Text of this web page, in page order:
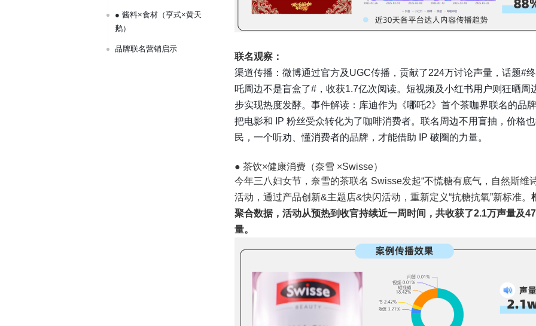
● 酱料×食材（亨式×黄天
鹅）
品牌联名营销启示
联名观察：
渠道传播：微博通过官方及UGC传播，贡献了224万讨论声量，话题#
吒周边不是盲盒了#，收获1.7亿次阅读。短视频及小红书用户则狂晒周
步实现热度发酵。事件解读：库迪作为《哪吒2》首个茶咖界联名的品
把电影和 IP 粉丝受众转化为了咖啡消费者。联名周边不用盲抽，价格
民，一个听劝、懂消费者的品牌，才能借助 IP 破圈的力量。
● 茶饮×健康消费（奈雪 ×Swisse）
今年三八妇女节，奈雪的茶联名 Swisse发起“不慌糖有底气，自然斯维
活动，通过产品创新&主题店&快闪活动，重新定义“抗糖抗氧”新标准。
聚合数据，活动从预热到收官持续近一周时间，共收获了2.1万声量及
量。